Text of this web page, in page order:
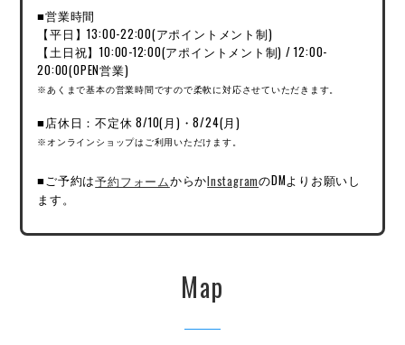
■営業時間
【平日】13:00-22:00(アポイントメント制)
【土日祝】10:00-12:00(アポイントメント制) / 12:00-
20:00(OPEN営業)
※あくまで基本の営業時間ですので柔軟に対応させていただきます。
■店休日：不定休 8/10(月)・8/24(月)
※オンラインショップはご利用いただけます。
■ご予約は予約フォームからかInstagramのDMよりお願いし
ます。
Map